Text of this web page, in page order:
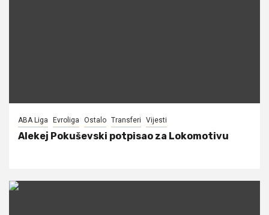
ABA Liga Evroliga Ostalo Transferi Vijesti
Alekej Pokuševski potpisao za Lokomotivu